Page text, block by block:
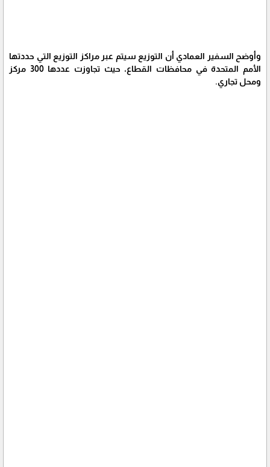
وأوضح السفير العمادي أن التوزيع سيتم عبر مراكز التوزيع التي حددتها
الأمم المتحدة في محافظات القطاع، حيث تجاوزت عددها 300 مركز
ومحل تجاري.